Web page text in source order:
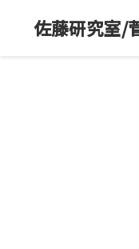
佐藤研究室/